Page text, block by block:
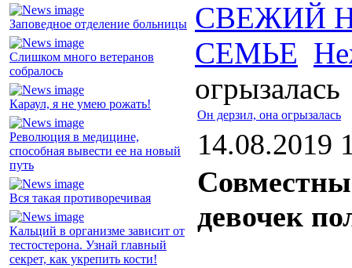
Заповедное отделение больницы
Слишком много ветеранов
собралось
Караул, я не умею рожать!
Революция в медицине,
способная вывести ее на новый
путь
Вся такая противоречивая
Кальций в организме зависит от
тестостерона. Узнай главный
секрет, как укрепить кости!
СВЕЖИЙ
СЕМЬЕ
огрызалась
Он дерзил, она огрызалась
14.08.2019
девочек